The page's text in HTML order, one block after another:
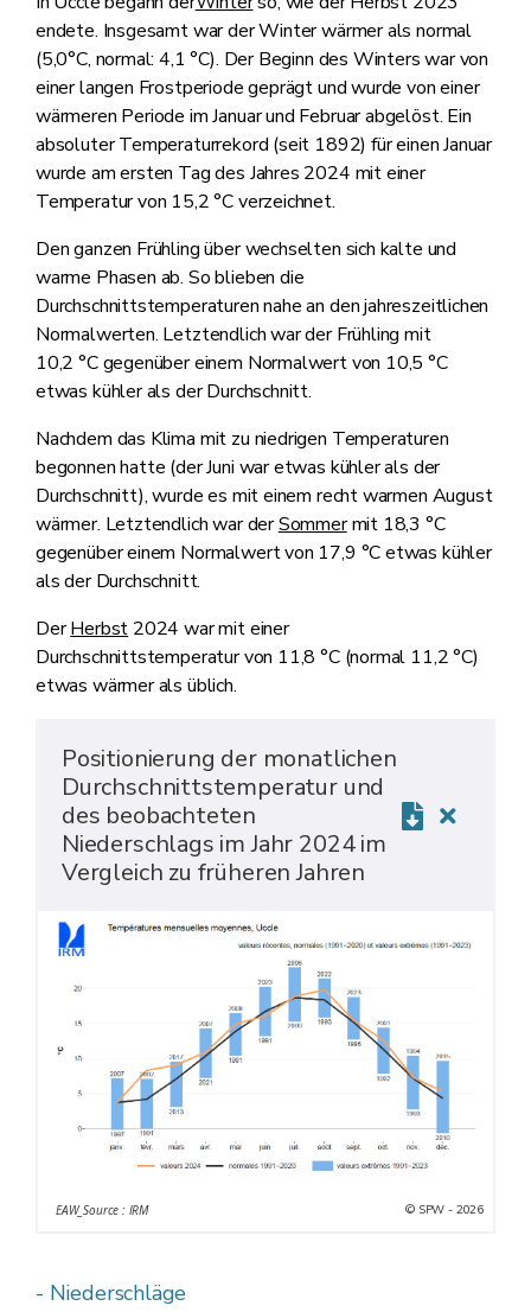
endete. Insgesamt war der Winter wärmer als normal
(5,0°C, normal: 4,1 °C). Der Beginn des Winters war von
einer langen Frostperiode geprägt und wurde von einer
wärmeren Periode im Januar und Februar abgelöst. Ein
absoluter Temperaturrekord (seit 1892) für einen Januar
wurde am ersten Tag des Jahres 2024 mit einer
Temperatur von 15,2 °C verzeichnet.
Den ganzen Frühling über wechselten sich kalte und
warme Phasen ab. So blieben die
Durchschnittstemperaturen nahe an den jahreszeitlichen
Normalwerten. Letztendlich war der Frühling mit
10,2 °C gegenüber einem Normalwert von 10,5 °C
etwas kühler als der Durchschnitt.
Nachdem das Klima mit zu niedrigen Temperaturen
begonnen hatte (der Juni war etwas kühler als der
Durchschnitt), wurde es mit einem recht warmen August
wärmer. Letztendlich war derSommermit 18,3 °C
gegenüber einem Normalwert von 17,9 °C etwas kühler
als der Durchschnitt.
DerHerbst 2024 war mit einer
Durchschnittstemperatur von 11,8 °C (normal 11,2 °C)
etwas wärmer als üblich.
Positionierung der monatlichen
Durchschnittstemperatur und
des beobachteten
Niederschlags im Jahr 2024 im
Vergleich zu früheren Jahren
EAW_Source : IRM © SPW - 2026
- Niederschläge